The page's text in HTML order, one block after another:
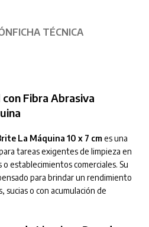
FICHA TÉCNICA
Fibra Abrasiva
La Máquina 10 x 7 cmes una
tareas exigentes de limpieza en
establecimientos comerciales. Su
para brindar un rendimiento
sucias o con acumulación de